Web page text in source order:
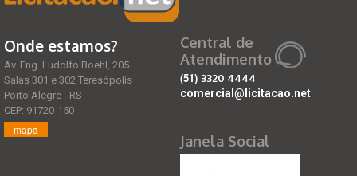
Onde estamos?
Av. Eng. Ludolfo Boehl, 205
Salas 301 e 302 Teresópolis
Porto Alegre - RS
CEP: 91720-150
mapa
Central de
Atendimento
(51) 3320 4444
comercial@licitacao.net
Janela Social